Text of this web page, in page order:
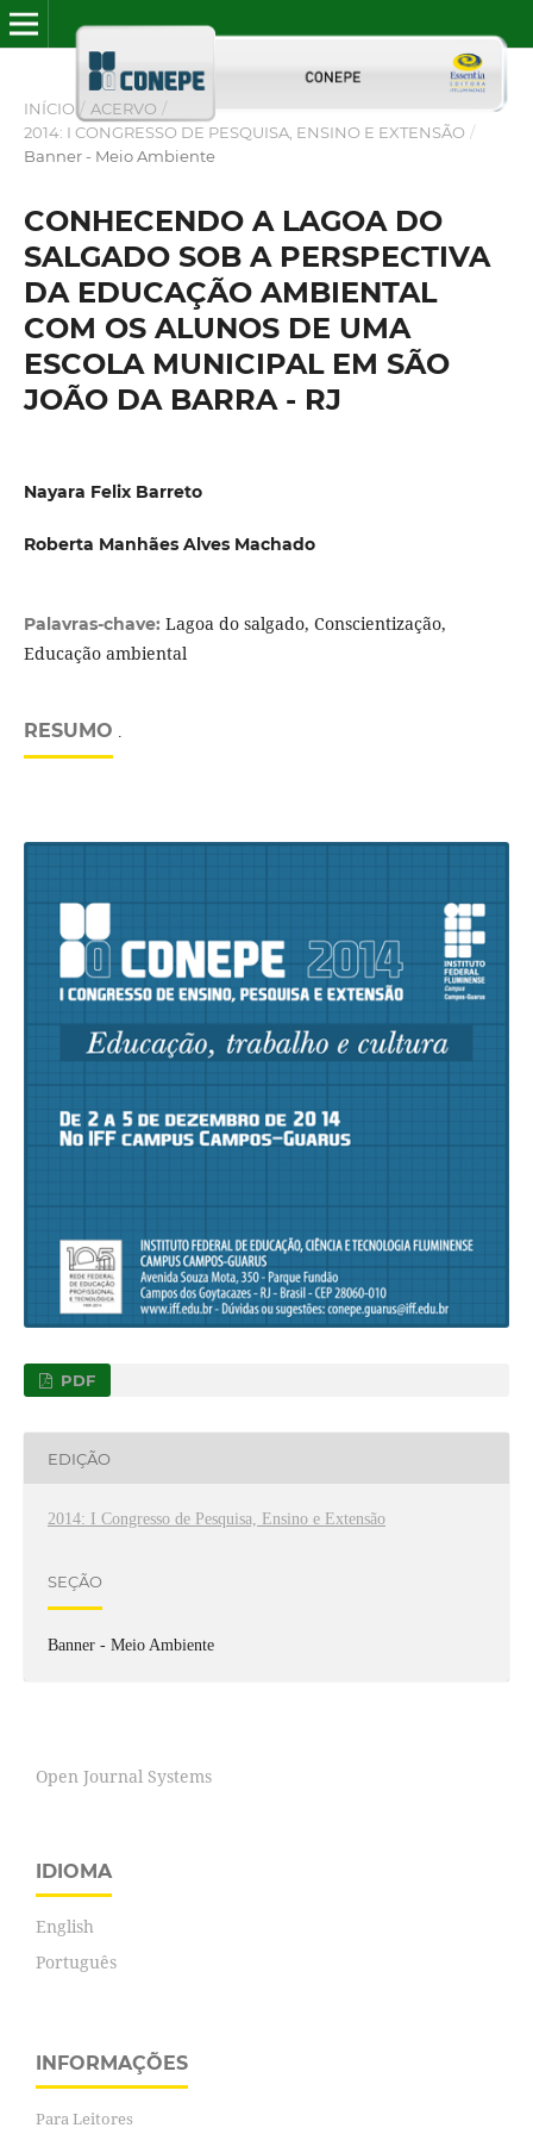
INÍCIO / ACERVO /
2014: I CONGRESSO DE PESQUISA, ENSINO E EXTENSÃO /
Banner - Meio Ambiente
CONHECENDO A LAGOA DO
SALGADO SOB A PERSPECTIVA
DA EDUCAÇÃO AMBIENTAL
COM OS ALUNOS DE UMA
ESCOLA MUNICIPAL EM SÃO
JOÃO DA BARRA - RJ
Nayara Felix Barreto
Roberta Manhães Alves Machado
Palavras-chave: Lagoa do salgado, Conscientização,
Educação ambiental
RESUMO .
PDF
EDIÇÃO
2014: I Congresso de Pesquisa, Ensino e Extensão
SEÇÃO
Banner - Meio Ambiente
Open Journal Systems
IDIOMA
English
Português
INFORMAÇÕES
Para Leitores